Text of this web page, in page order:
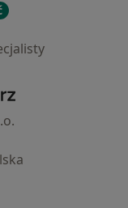
- Strona główna